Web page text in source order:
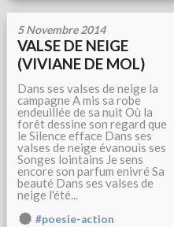
5 Novembre 2014
VALSE DE NEIGE
(VIVIANE DE MOL)
Dans ses valses de neige la
campagne A mis sa robe
endeuillée de sa nuit Où la
forêt dessine son regard que
le Silence efface Dans ses
valses de neige évanouis ses
Songes lointains Je sens
encore son parfum enivré Sa
beauté Dans ses valses de
neige l'été...
#poesie-action